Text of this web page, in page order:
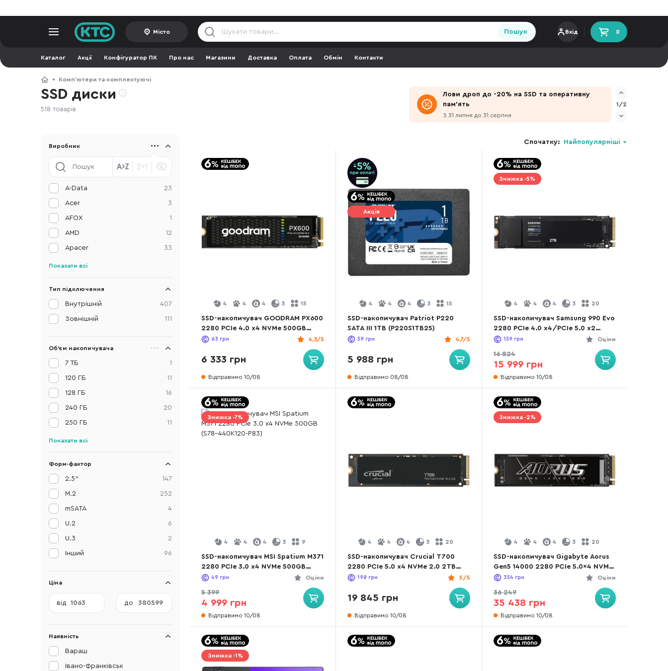
Місто Пошук Вхід 0
Каталог Акції Конфігуратор ПК Про нас Магазини Доставка Оплата Обмін Контакти
Компʼютери та комплектуючі
Лови дроп до -20% на SSD та оперативну
пам'ять
З 31 липня до 31 серпня
1/2
SSD диски
518 товарів
Спочатку: Найпопулярніші
4 4 4 3 15
SSD-накопичувач GOODRAM PX600
2280 PCIe 4.0 x4 NVMe 500GB
(SSDPR-PX600-500-80)
4,3/5
63 грн
6 333 грн
Відправимо 10/08
Акція
4 4 4 3 15
SSD-накопичувач Patriot P220
SATA III 1TB (P220S1TB25)
4,7/5
59 грн
5 988 грн
Відправимо 08/08
Знижка -5%
4 4 4 3 20
SSD-накопичувач Samsung 990 Evo
2280 PCIe 4.0 x4/PCIe 5.0 x2
NVMe 2.0 2TB (MZ-V9E2T0BW)Оціни
159грн
16 824
15 999 грн
Відправимо 10/08
Знижка -7%
4 4 4 3 9
SSD-накопичувач MSI Spatium M371
2280 PCIe 3.0 x4 NVMe 500GB
(S78-440K120-P83)
Оціни
49 грн
5 399
4 999 грн
Відправимо 10/08
4 4 4 3 20
SSD-накопичувач Crucial T700
2280 PCIe 5.0 x4 NVMe 2.0 2TB
(CT2000T700SSD3)
5/5
198 грн
19 845 грн
Відправимо 10/08
Знижка -2%
4 4 4 3 20
SSD-накопичувач Gigabyte Aorus
Gen5 14000 2280 PCIe 5.0x4 NVMe
2.0 4TB (AG514K4TB)
Оціни
354грн
36 249
35 438 грн
Відправимо 10/08
Знижка -1%
Виробник
23
A-Data
3
Acer
1
AFOX
12
AMD
33
Apacer
Показати всі
Тип підключення
407
Внутрішній
111
Зовнішній
Об'єм накопичувача
1
7 ТБ
11
120 ГБ
16
128 ГБ
20
240 ГБ
11
250 ГБ
Показати всі
Форм-фактор
147
2.5"
252
M.2
4
mSATA
6
U.2
2
U.3
96
Інший
Ціна
від до
Наявність
Вараш
Івано-Франківськ